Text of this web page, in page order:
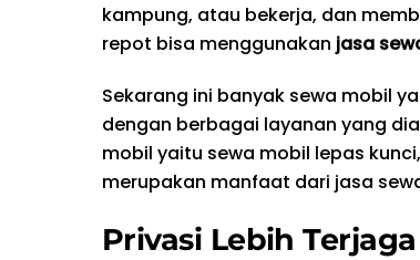
kampung, atau bekerja, dan
repot bisa menggunakan jasa
Sekarang ini banyak sewa mobil
dengan berbagai layanan yang
mobil yaitu sewa mobil lepas
merupakan manfaat dari jasa
Privasi Lebih Terjaga